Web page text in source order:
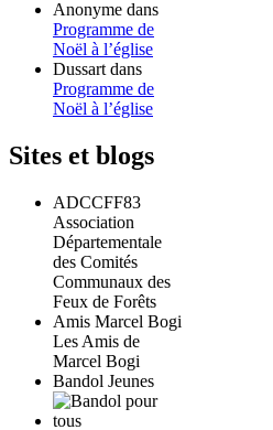
Anonyme dans
Programme de
Noël à l’église
Dussart dans
Programme de
Noël à l’église
Sites et blogs
ADCCFF83
Association
Départementale
des Comités
Communaux des
Feux de Forêts
Amis Marcel Bogi
Les Amis de
Marcel Bogi
Bandol Jeunes